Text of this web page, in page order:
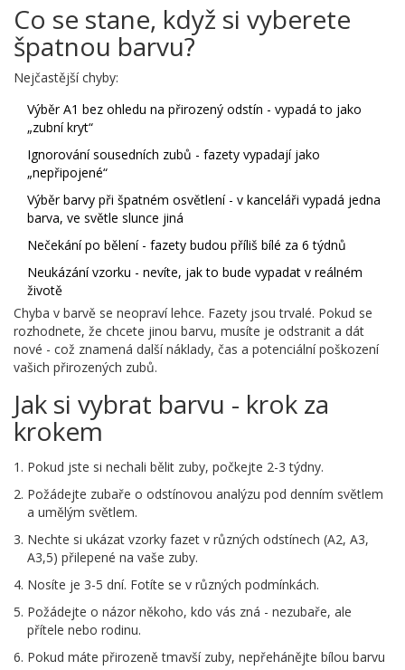
Co se stane, když si vyberete
špatnou barvu?
Nejčastější chyby:
Výběr A1 bez ohledu na přirozený odstín - vypadá to jako
„zubní kryt“
Ignorování sousedních zubů - fazety vypadají jako
„nepřipojené“
Výběr barvy při špatném osvětlení - v kanceláři vypadá jedna
barva, ve světle slunce jiná
Nečekání po bělení - fazety budou příliš bílé za 6 týdnů
Neukázání vzorku - nevíte, jak to bude vypadat v reálném
životě
Chyba v barvě se neopraví lehce. Fazety jsou trvalé. Pokud se
rozhodnete, že chcete jinou barvu, musíte je odstranit a dát
nové - což znamená další náklady, čas a potenciální poškození
vašich přirozených zubů.
Jak si vybrat barvu - krok za
krokem
Pokud jste si nechali bělit zuby, počkejte 2-3 týdny.
Požádejte zubaře o odstínovou analýzu pod denním světlem
a umělým světlem.
Nechte si ukázat vzorky fazet v různých odstínech (A2, A3,
A3,5) přilepené na vaše zuby.
Nosíte je 3-5 dní. Fotíte se v různých podmínkách.
Požádejte o názor někoho, kdo vás zná - nezubaře, ale
přítele nebo rodinu.
Pokud máte přirozeně tmavší zuby, nepřehánějte bílou barvu